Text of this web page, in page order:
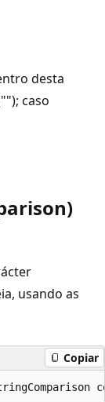
desta
caso
usando as
Copiar